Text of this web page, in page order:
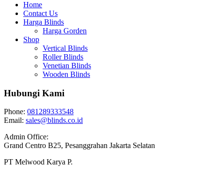
Home
Contact Us
Harga Blinds
Harga Gorden
Shop
Vertical Blinds
Roller Blinds
Venetian Blinds
Wooden Blinds
Hubungi Kami
Phone: 081289333548
Email: sales@blinds.co.id
Admin Office:
Grand Centro B25, Pesanggrahan Jakarta Selatan
PT Melwood Karya P.